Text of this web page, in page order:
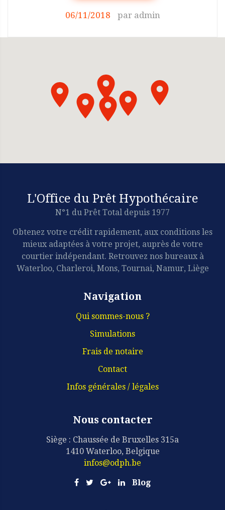
06/11/2018 par admin
L'Office du Prêt Hypothécaire
N°1 du Prêt Total depuis 1977
Obtenez votre crédit rapidement, aux conditions les
mieux adaptées à votre projet, auprès de votre
courtier indépendant. Retrouvez nos bureaux à
Waterloo, Charleroi, Mons, Tournai, Namur, Liège
Navigation
Qui sommes-nous ?
Simulations
Frais de notaire
Contact
Infos générales / légales
Nous contacter
Siège : Chaussée de Bruxelles 315a
1410 Waterloo, Belgique
infos@odph.be
Blog